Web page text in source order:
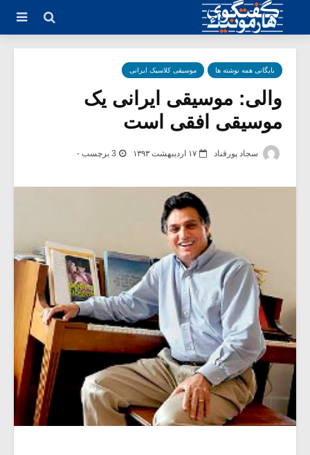
بایگانی همه نوشته ها موسیقی کلاسیک ایرانی
والی: موسیقی ایرانی یک
موسیقی افقی است
سجاد پورقناد ۱۷ اردیبهشت ۱۳۹۳ 3 برچسب -